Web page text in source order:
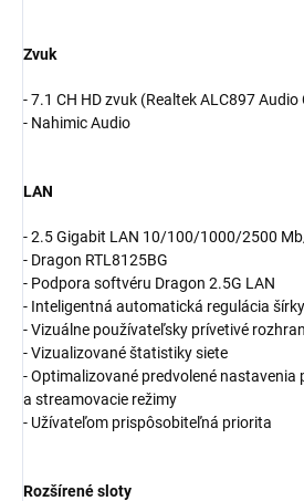
Zvuk
- 7.1 CH HD zvuk (Realtek ALC897 Audio
- Nahimic Audio
LAN
- 2.5 Gigabit LAN 10/100/1000/2500
- Dragon RTL8125BG
- Podpora softvéru Dragon 2.5G LAN
- Inteligentná automatická regulácia
- Vizuálne používateľsky prívetivé
- Vizualizované štatistiky siete
- Optimalizované predvolené nastavenia
a streamovacie režimy
- Užívateľom prispôsobiteľná priorita
Rozšírené sloty